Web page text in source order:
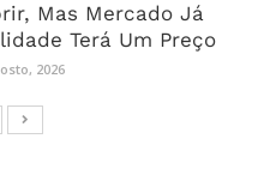
Mas Mercado Já
Terá Um Preço
2026